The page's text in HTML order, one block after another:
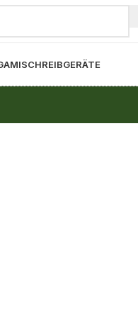
SCHREIBGERÄTE